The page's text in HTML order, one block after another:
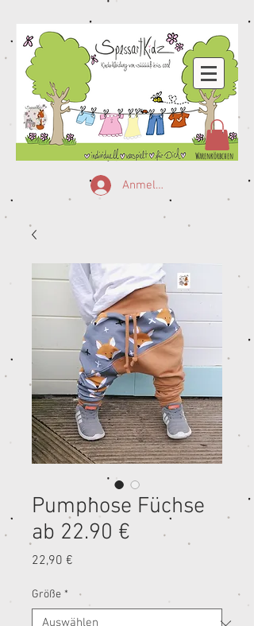
Warenkörbchen
Anmelden
Pumphose Füchse
ab 22.90 €
22,90 €
Größe *